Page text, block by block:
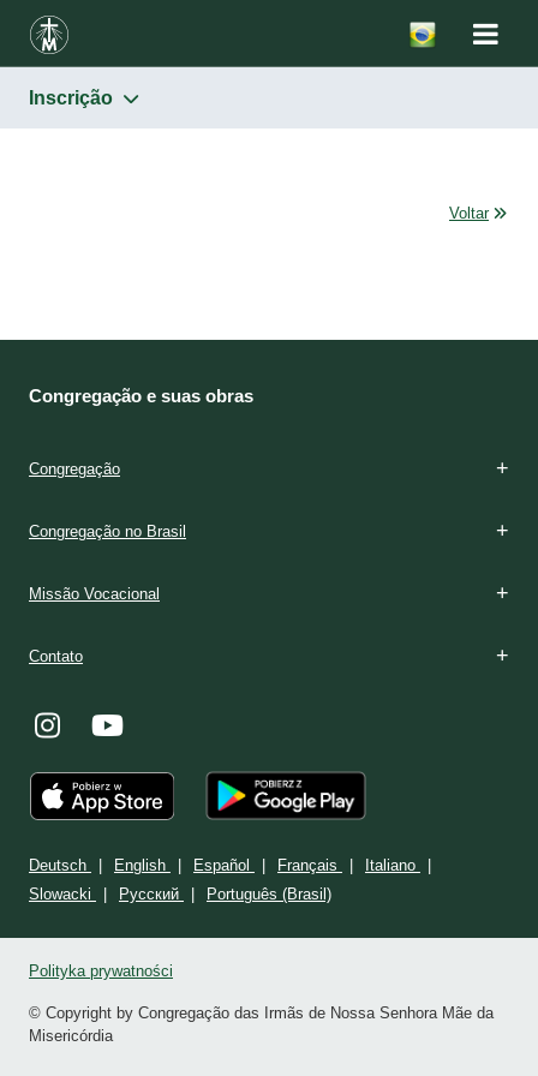
Inscrição
Voltar
Congregação e suas obras
Congregação
Congregação no Brasil
Missão Vocacional
Contato
Deutsch English Español Français
Italiano
Slowacki
Ρусский Português (Brasil)
Polityka prywatności
© Copyright by Congregação das Irmãs de Nossa Senhora Mãe da
Misericórdia